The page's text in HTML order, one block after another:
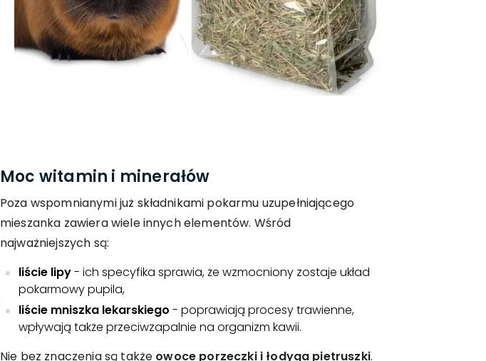
Moc witamin i minerałów
Poza wspomnianymi już składnikami pokarmu uzupełniającego
mieszanka zawiera wiele innych elementów. Wśród
najważniejszych są:
liście lipy- ich specyfika sprawia, że wzmocniony zostaje układ
pokarmowy pupila,
liście mniszka lekarskiego - poprawiają procesy trawienne,
wpływają także przeciwzapalnie na organizm kawii.
Nie bez znaczenia są także owoce porzeczki i łodyga pietruszki.